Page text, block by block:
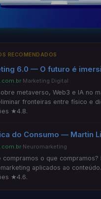
RECOMENDADOS
6.0 — O futuro é
·Marketing Digital
metaverso, Web3 e IA no
fronteiras entre físico e
★4.8.
do Consumo — Martin
·Neuromarketing
compramos o que compramos?
aplicados ao
★4.6.